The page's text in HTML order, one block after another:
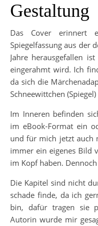
Gestaltung
Das Cover erinnert
Spiegelfassung aus der
Jahre herausgefallen
eingerahmt wird. Ich
da sich die
Schneewittchen
Im Inneren befinden
im eBook-Format ein
und für mich jetzt auch
immer ein eigenes Bild
im Kopf haben.
Die Kapitel sind nicht
schade finde, da ich
bin, dafür tragen sie
Autorin wurde mir